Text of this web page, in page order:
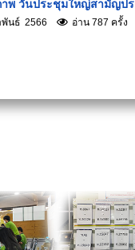
พ วันประชุมใหญ่สามัญปร
นธ์ 2566 อ่าน 787 ครั้ง